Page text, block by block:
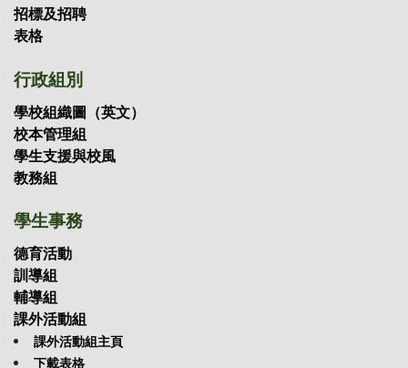
招標及招聘
表格
行政組別
學校組織圖（英文）
校本管理組
學生支援與校風
教務組
學生事務
德育活動
訓導組
輔導組
課外活動組
課外活動組主頁
下載表格